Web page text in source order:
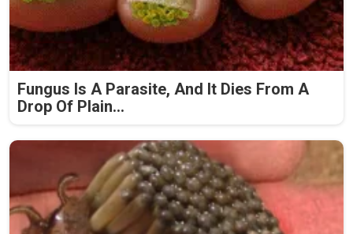
Fungus Is A Parasite, And It Dies From A
Drop Of Plain...